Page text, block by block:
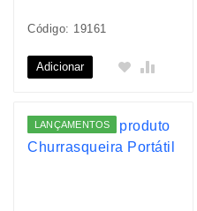
Código: 19161
Adicionar
LANÇAMENTOS